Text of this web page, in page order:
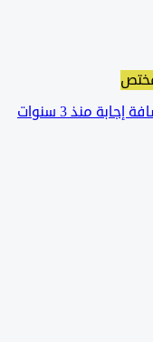
تمت إضافة إجابة منذ 3 سنوات